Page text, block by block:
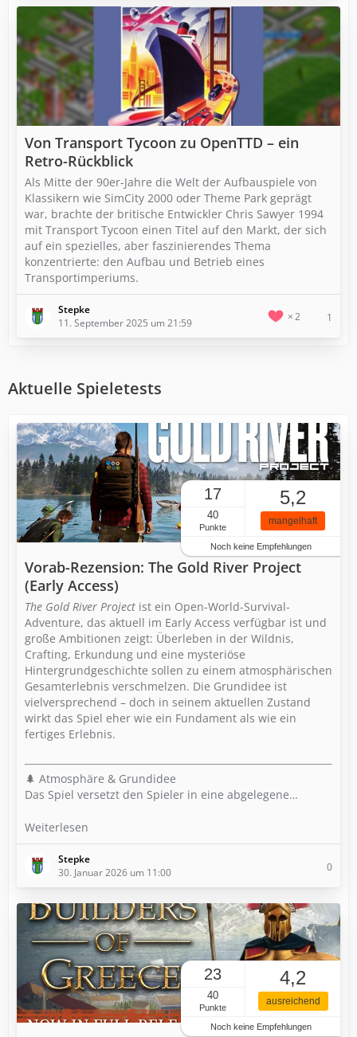
Von Transport Tycoon zu OpenTTD – ein
Retro-Rückblick
Als Mitte der 90er-Jahre die Welt der Aufbauspiele von
Klassikern wie SimCity 2000 oder Theme Park geprägt
war, brachte der britische Entwickler Chris Sawyer 1994
mit Transport Tycoon einen Titel auf den Markt, der sich
auf ein spezielles, aber faszinierendes Thema
konzentrierte: den Aufbau und Betrieb eines
Transportimperiums.
Stepke
11. September 2025 um 21:59
2 1
Aktuelle Spieletests
17
40
Punkte
5,2
mangelhaft
Noch keine Empfehlungen
Vorab-Rezension: The Gold River Project
(Early Access)
The Gold River Project ist ein Open-World-Survival-
Adventure, das aktuell im Early Access verfügbar ist und
große Ambitionen zeigt: Überleben in der Wildnis,
Crafting, Erkundung und eine mysteriöse
Hintergrundgeschichte sollen zu einem atmosphärischen
Gesamterlebnis verschmelzen. Die Grundidee ist
vielversprechend – doch in seinem aktuellen Zustand
wirkt das Spiel eher wie ein Fundament als wie ein
fertiges Erlebnis.
🌲 Atmosphäre & Grundidee
Das Spiel versetzt den Spieler in eine abgelegene…
Weiterlesen
Stepke
30. Januar 2026 um 11:00
0
23
40
Punkte
4,2
ausreichend
Noch keine Empfehlungen